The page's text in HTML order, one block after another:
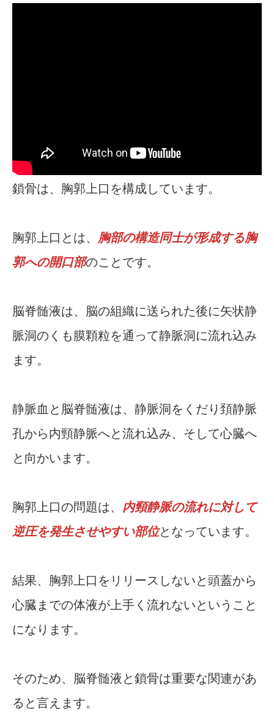
鎖骨は、胸郭上口を構成しています。
胸郭上口とは、 胸部の構造同士が形成する胸
郭への開口部のことです。
脳脊髄液は、脳の組織に送られた後に矢状静
脈洞のくも膜顆粒を通って静脈洞に流れ込み
ます。
静脈血と脳脊髄液は、静脈洞をくだり頚静脈
孔から内頸静脈へと流れ込み、そして心臓へ
と向かいます。
胸郭上口の問題は、 内頸静脈の流れに対して
逆圧を発生させやすい部位となっています。
結果、胸郭上口をリリースしないと頭蓋から
心臓までの体液が上手く流れないということ
になります。
そのため、脳脊髄液と鎖骨は重要な関連があ
ると言えます。